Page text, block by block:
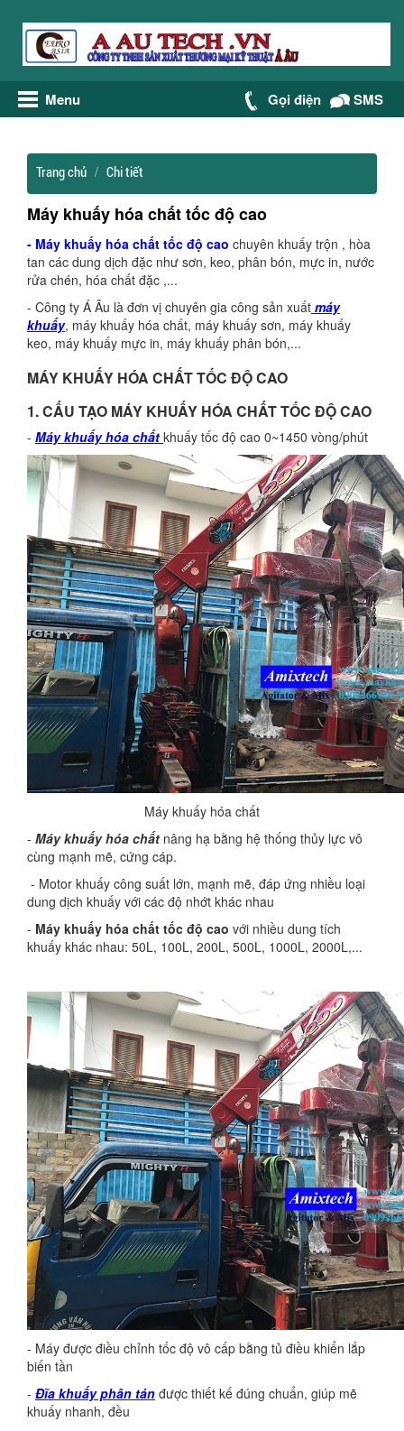
Menu Gọi điện SMS
Trang chủ Chi tiết
Máy khuấy hóa chất tốc độ cao
- Máy khuấy hóa chất tốc độ cao chuyên khuấy trộn , hòa
tan các dung dịch đặc như sơn, keo, phân bón, mực in, nước
rửa chén, hóa chất đặc ,...
- Công ty Á Âu là đơn vị chuyên gia công sản xuất máy
khuấy, máy khuấy hóa chất, máy khuấy sơn, máy khuấy
keo, máy khuấy mực in, máy khuấy phân bón,...
MÁY KHUẤY HÓA CHẤT TỐC ĐỘ CAO
1. CẤU TẠO MÁY KHUẤY HÓA CHẤT TỐC ĐỘ CAO
- Máy khuấy hóa chất khuấy tốc độ cao 0~1450 vòng/phút
Máy khuấy hóa chất
- Máy khuấy hóa chất nâng hạ bằng hệ thống thủy lực vô
cùng mạnh mẽ, cứng cáp.
- Motor khuấy công suất lớn, mạnh mẽ, đáp ứng nhiều loại
dung dịch khuấy với các độ nhớt khác nhau
- Máy khuấy hóa chất tốc độ cao với nhiều dung tích
khuấy khác nhau: 50L, 100L, 200L, 500L, 1000L, 2000L,...
- Máy được điều chỉnh tốc độ vô cấp bằng tủ điều khiển lắp
biến tần
- Đĩa khuấy phân tán được thiết kế đúng chuẩn, giúp mẽ
khuấy nhanh, đều